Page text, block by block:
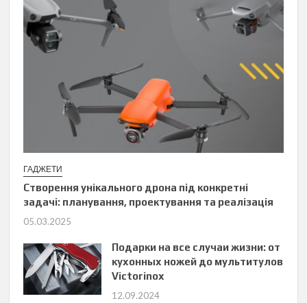
ГАДЖЕТИ
Створення унікального дрона під конкретні
задачі: планування, проектування та реалізація
05.03.2025
Подарки на все случаи жизни: от
кухонных ножей до мультитулов
Victorinox
12.09.2024